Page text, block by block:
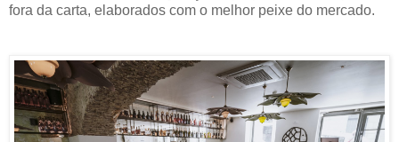
fora da carta, elaborados com o melhor peixe do mercado.